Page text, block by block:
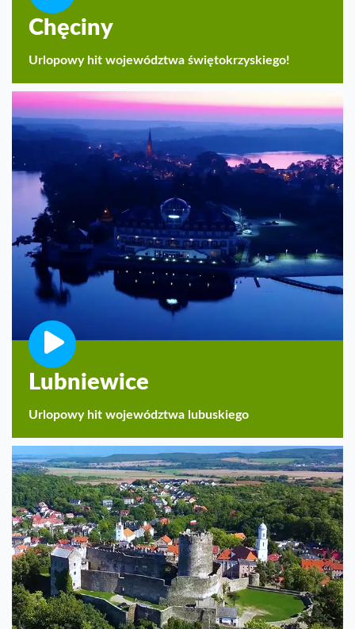
Chęciny
Urlopowy hit województwa świętokrzyskiego!
Lubniewice
Urlopowy hit województwa lubuskiego